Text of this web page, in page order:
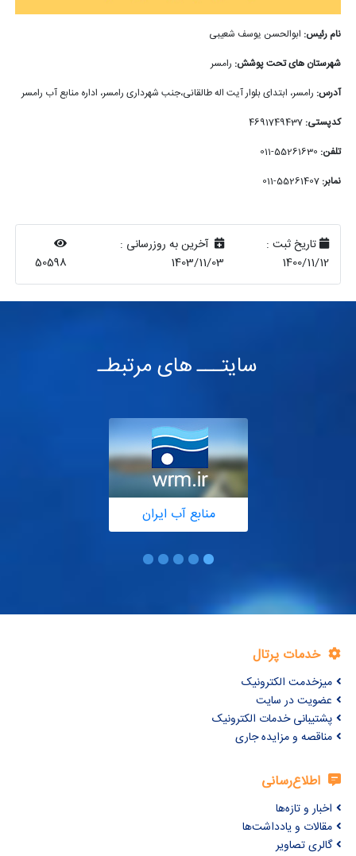
نام رئیس: ابوالحسن یوسف شعیبی
شهرستان های تحت پوشش: رامسر
آدرس: رامسر، ابتدای بلوار آیت اله طالقانی،جنب شهرداری رامسر، اداره منابع آب رامسر
کدپستی: 4691749437
تلفن: 55261630-011
نمابر: 55261407-011
تاریخ ثبت :
1400/11/12
آخرین به روزرسانی :
1403/11/03
50598
سایتـــ های مرتبطـ
منابع آب ایران
خدمات پرتال
میزخدمت الکترونیک
عضویت در سایت
پشتیبانی خدمات الکترونیک
مناقصه و مزایده جاری
اطلاع‌رسانی
اخبار و تازه‌ها
مقالات و یادداشت‌ها
گالری تصاویر